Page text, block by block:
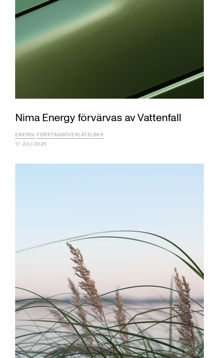
Nima Energy förvärvas av Vattenfall
ENERGI FÖRETAGSÖVERLÅTELSER
17 JULI 2026